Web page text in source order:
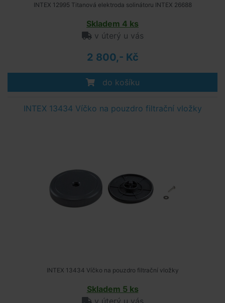
INTEX 12995 Titanová elektroda solinátoru INTEX 26688
Skladem 4 ks
v úterý u vás
2 800,- Kč
do košíku
INTEX 13434 Víčko na pouzdro filtrační vložky
INTEX 13434 Víčko na pouzdro filtrační vložky
Skladem 5 ks
v úterý u vás